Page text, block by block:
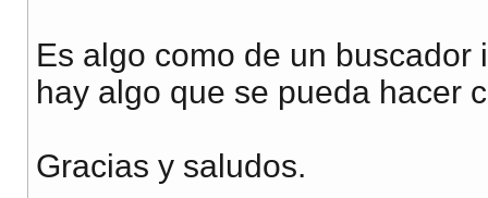
Es algo como de un
hay algo que se pueda hacer
Gracias y saludos.